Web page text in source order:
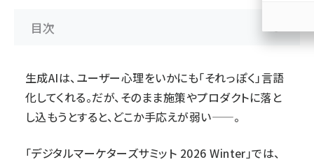
目次
生成AIは、ユーザー心理をいかにも「それっぽく」言語
化してくれる。だが、そのまま施策やプロダクトに落と
し込もうとすると、どこか手応えが弱い——。
「デジタルマーケターズサミット 2026 Winter」では、